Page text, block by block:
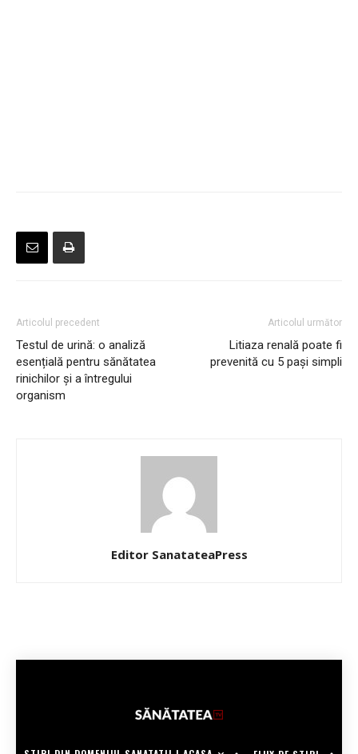
Articolul precedent
Testul de urină: o analiză
esențială pentru sănătatea
rinichilor și a întregului
organism
Articolul următor
Litiaza renală poate fi
prevenită cu 5 pași simpli
Editor SanatateaPress